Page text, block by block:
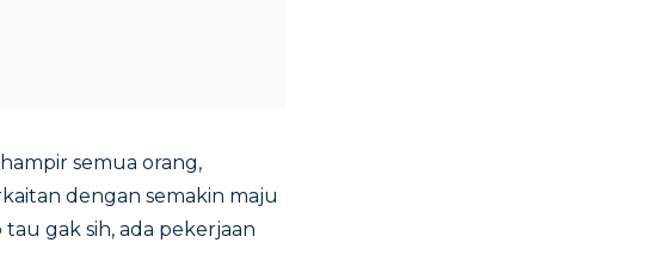
semua orang,
dengan semakin maju
gak sih, ada pekerjaan